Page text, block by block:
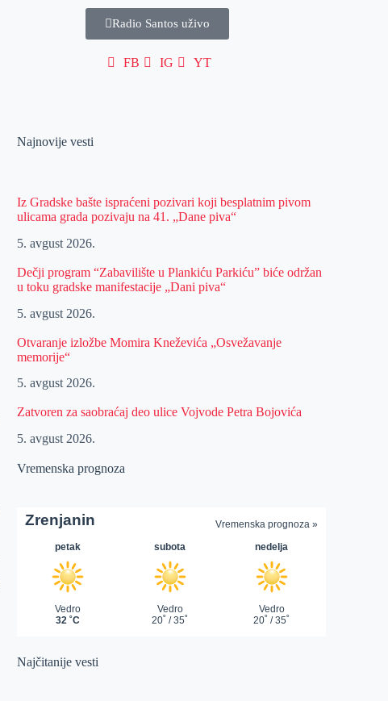
Radio Santos uživo
FB IG YT
Najnovije vesti
Iz Gradske bašte ispraćeni pozivari koji besplatnim pivom
ulicama grada pozivaju na 41. „Dane piva“
5. avgust 2026.
Dečji program “Zabavilište u Plankiću Parkiću” biće održan
u toku gradske manifestacije „Dani piva“
5. avgust 2026.
Otvaranje izložbe Momira Kneževića „Osvežavanje
memorije“
5. avgust 2026.
Zatvoren za saobraćaj deo ulice Vojvode Petra Bojovića
5. avgust 2026.
Vremenska prognoza
Najčitanije vesti